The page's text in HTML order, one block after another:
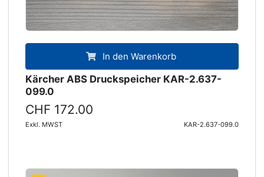
In den Warenkorb
Kärcher ABS Druckspeicher KAR-2.637-
099.0
CHF 172.00
Exkl. MWST KAR-2.637-099.0